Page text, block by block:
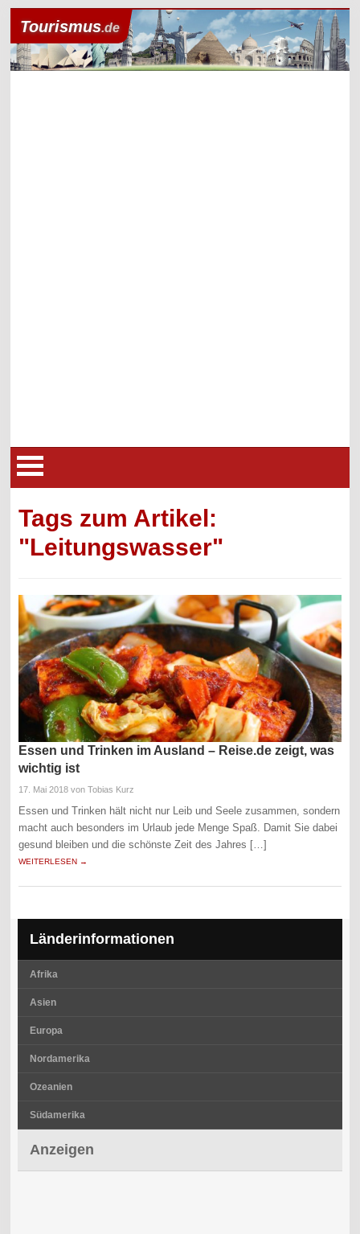
Tourismus.de
Tags zum Artikel:
"Leitungswasser"
Essen und Trinken im Ausland – Reise.de zeigt, was
wichtig ist
17. Mai 2018 von Tobias Kurz
Essen und Trinken hält nicht nur Leib und Seele zusammen, sondern
macht auch besonders im Urlaub jede Menge Spaß. Damit Sie dabei
gesund bleiben und die schönste Zeit des Jahres […]
WEITERLESEN →
Länderinformationen
Afrika
Asien
Europa
Nordamerika
Ozeanien
Südamerika
Anzeigen